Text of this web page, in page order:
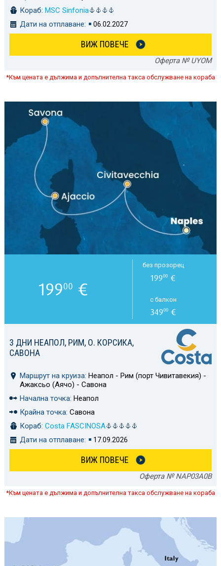
Кораб: MSC Sinfonia
Дати на отплаване:
06.02.2027
ВИЖ ПОВЕЧЕ
Оферта № UYOM
*Към цената е дължима и допълнителна такса обслужване на кораба
3 ДНИ НЕАПОЛ, РИМ, О. КОРСИКА,
САВОНА
Маршрут на круиза: Неапол - Рим (порт Чивитавекия) -
Ажаксьо (Аячо) - Савона
Начална точка: Неапол
Крайна точка: Савона
Кораб: Costa FASCINOSA
Дати на отплаване:
17.09.2026
ВИЖ ПОВЕЧЕ
Оферта № NAP03A0B
19900 €
без прозорец
19900 €
с балкон
34900€
*Към цената е дължима и допълнителна такса обслужване на кораба